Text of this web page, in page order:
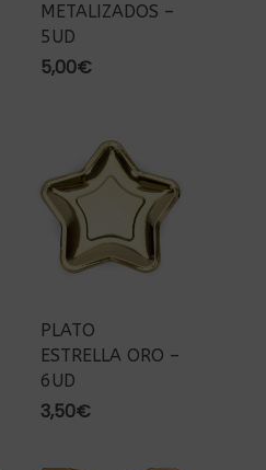
METALIZADOS –
5UD
5,00€
PLATO
ESTRELLA ORO –
6UD
3,50€